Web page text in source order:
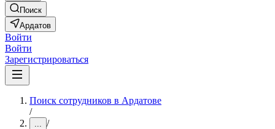
Поиск
Ардатов
Войти
Войти
Зарегистрироваться
Поиск сотрудников в Ардатове
/
... /